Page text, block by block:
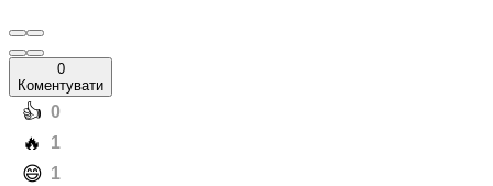
0
Коментувати
️👍 0
️🔥 1
️😄 1